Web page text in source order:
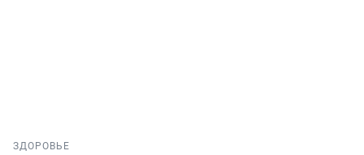
ЗДОРОВЬЕ